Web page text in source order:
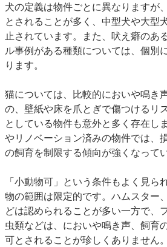
犬の定義は物件ごとに異なりますが
とされることが多く、中型犬や大型
止されています。また、吠え癖のあ
ル事例がある種類については、個別
ります。
猫については、比較的においや鳴き
の、壁紙や床を爪とぎで傷つけるリ
としている物件も意外と多く存在し
やリノベーション済みの物件では、
の飼育を制限する傾向が強くなってい
「小動物可」という条件もよく見ら
物の範囲は限定的です。ハムスター
どは認められることが多い一方で、
虫類などは、においや鳴き声、飼育
可とされることが珍しくありません。